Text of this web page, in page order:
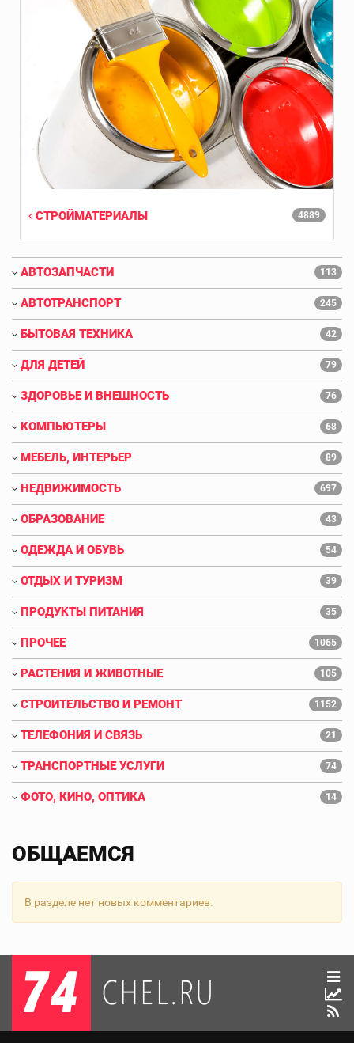
4889
СТРОЙМАТЕРИАЛЫ
АВТОЗАПЧАСТИ 113
АВТОТРАНСПОРТ 245
БЫТОВАЯ ТЕХНИКА 42
ДЛЯ ДЕТЕЙ 79
ЗДОРОВЬЕ И ВНЕШНОСТЬ 76
КОМПЬЮТЕРЫ 68
МЕБЕЛЬ, ИНТЕРЬЕР 89
НЕДВИЖИМОСТЬ 697
ОБРАЗОВАНИЕ 43
ОДЕЖДА И ОБУВЬ 54
ОТДЫХ И ТУРИЗМ 39
ПРОДУКТЫ ПИТАНИЯ 35
ПРОЧЕЕ 1065
РАСТЕНИЯ И ЖИВОТНЫЕ 105
СТРОИТЕЛЬСТВО И РЕМОНТ 1152
ТЕЛЕФОНИЯ И СВЯЗЬ 21
ТРАНСПОРТНЫЕ УСЛУГИ 74
ФОТО, КИНО, ОПТИКА 14
ОБЩАЕМСЯ
В разделе нет новых комментариев.